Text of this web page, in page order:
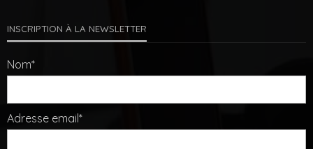
INSCRIPTION À LA NEWSLETTER
Nom*
Adresse email*